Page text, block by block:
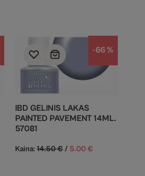
-66 %
IBD GELINIS LAKAS
PAINTED PAVEMENT 14ML.
57081
Kaina:14.50€ / 5.00 €